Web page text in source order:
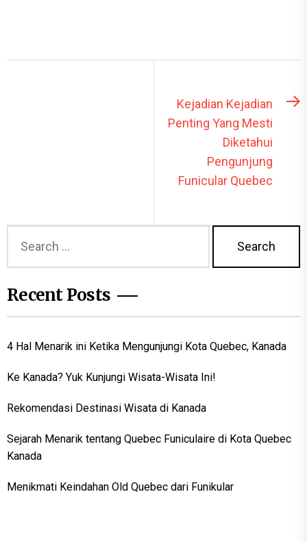
Kejadian Kejadian
Penting Yang Mesti
Diketahui
Pengunjung
Funicular Quebec
for:
Recent Posts
4 Hal Menarik ini Ketika Mengunjungi Kota Quebec, Kanada
Ke Kanada? Yuk Kunjungi Wisata-Wisata Ini!
Rekomendasi Destinasi Wisata di Kanada
Sejarah Menarik tentang Quebec Funiculaire di Kota Quebec
Kanada
Menikmati Keindahan Old Quebec dari Funikular